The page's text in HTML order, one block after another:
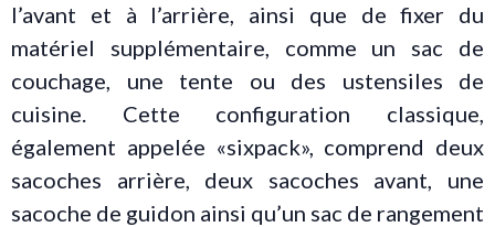
l’avant et à l’arrière, ainsi que de fixer du
matériel supplémentaire, comme un sac de
couchage, une tente ou des ustensiles de
cuisine. Cette configuration classique,
également appelée «sixpack», comprend deux
sacoches arrière, deux sacoches avant, une
sacoche de guidon ainsi qu’un sac de rangement